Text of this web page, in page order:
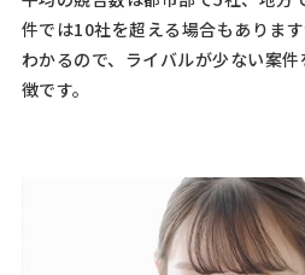
件では10社を超える場合もありま
わかるので、ライバルが少ない案
徴です。
アパレル立ち上げに
[依頼・相談したい業務内容] 縫製 [品目
ツ ジャケット [素材] 織物 ニット 生地
い内容] 2027年1月のアパレルブランド
ナーを探しています。 スカート・パン